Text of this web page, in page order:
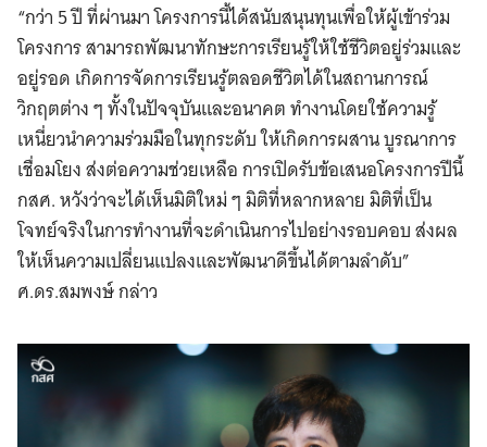
“กว่า 5 ปี ที่ผ่านมา โครงการนี้ได้สนับสนุนทุนเพื่อให้ผู้เข้าร่วม
โครงการ สามารถพัฒนาทักษะการเรียนรู้ให้ใช้ชีวิตอยู่ร่วมและ
อยู่รอด เกิดการจัดการเรียนรู้ตลอดชีวิตได้ในสถานการณ์
วิกฤตต่าง ๆ ทั้งในปัจจุบันและอนาคต ทำงานโดยใช้ความรู้
เหนี่ยวนำความร่วมมือในทุกระดับ ให้เกิดการผสาน บูรณาการ
เชื่อมโยง ส่งต่อความช่วยเหลือ การเปิดรับข้อเสนอโครงการปีนี้
กสศ. หวังว่าจะได้เห็นมิติใหม่ ๆ มิติที่หลากหลาย มิติที่เป็น
โจทย์จริงในการทำงานที่จะดำเนินการไปอย่างรอบคอบ ส่งผล
ให้เห็นความเปลี่ยนแปลงและพัฒนาดีขึ้นได้ตามลำดับ”
ศ.ดร.สมพงษ์ กล่าว